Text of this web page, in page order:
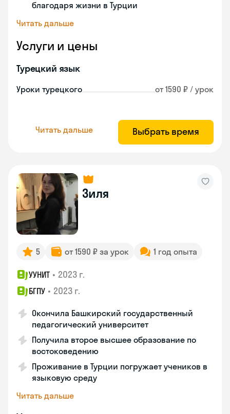
благодаря жизни в Турции
Читать дальше
Услуги и цены
Турецкий язык
Уроки турецкого от 1590 ₽ / урок
Читать дальше Выбрать время
Зиля
5 от 1590 ₽ за урок 1 год опыта
УУНИТ • 2023 г.
БГПУ • 2023 г.
Окончила Башкирский государственный
педагогический университет
Получила второе высшее образование по
востоковедению
Проживание в Турции погружает учеников в
языковую среду
Читать дальше